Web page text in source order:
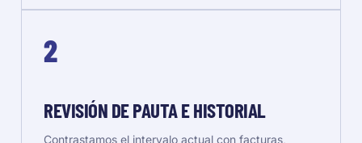
2
REVISIÓN DE PAUTA E HISTORIAL
Contrastamos el intervalo actual con facturas,